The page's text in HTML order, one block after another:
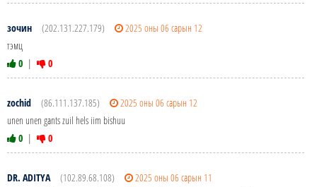
зочин (202.131.227.179)
2025 оны 06 сарын 12
тэмц
0 | 0
zochid (86.111.137.185)
2025 оны 06 сарын 12
unen unen gants zuil hels iim bishuu
0 | 0
DR. ADITYA (102.89.68.108)
2025 оны 06 сарын 11